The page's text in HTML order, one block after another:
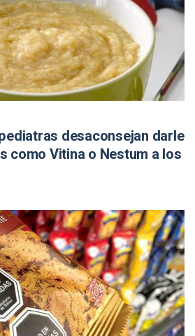
desaconsejan darle
como Vitina o Nestum a los